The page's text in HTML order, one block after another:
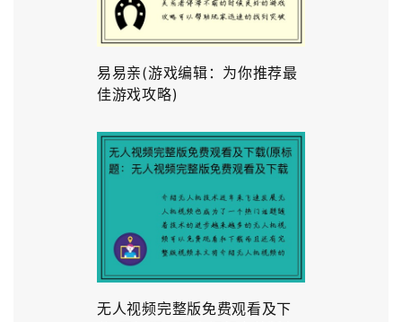
易易亲(游戏编辑：为你推荐最
佳游戏攻略)
无人视频完整版免费观看及下